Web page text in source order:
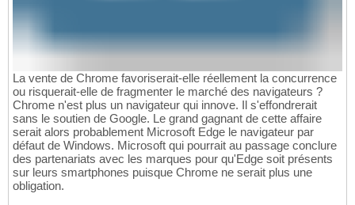
La vente de Chrome favoriserait-elle réellement la concurrence
ou risquerait-elle de fragmenter le marché des navigateurs ?
Chrome n'est plus un navigateur qui innove. Il s'effondrerait
sans le soutien de Google. Le grand gagnant de cette affaire
serait alors probablement Microsoft Edge le navigateur par
défaut de Windows. Microsoft qui pourrait au passage conclure
des partenariats avec les marques pour qu'Edge soit présents
sur leurs smartphones puisque Chrome ne serait plus une
obligation.